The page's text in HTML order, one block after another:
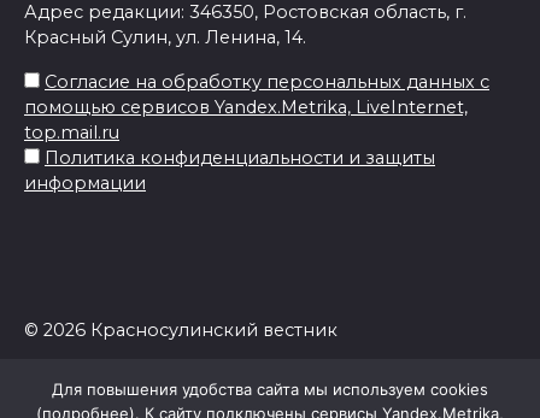
Адрес редакции: 346350, Ростовская область, г.
Красный Сулин, ул. Ленина, 14.
Согласие на обработку персональных данных с
помощью сервисов Yandex.Metrika, LiveInternet,
top.mail.ru
Политика конфиденциальности и защиты
информации
© 2026 Красносулинский вестник
Для повышения удобства сайта мы используем cookies
(подробнее). К сайту подключены сервисы Yandex.Metrika,